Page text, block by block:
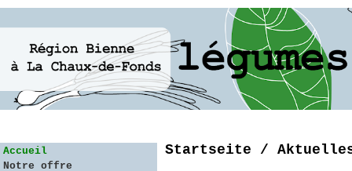
Accueil
Notre offre
Startseite /